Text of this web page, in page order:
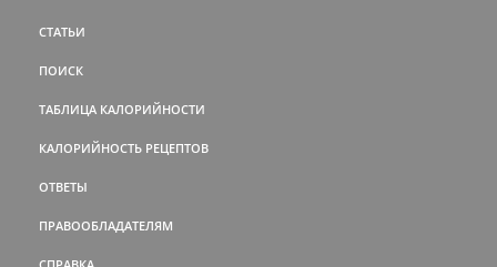
СТАТЬИ
ПОИСК
ТАБЛИЦА КАЛОРИЙНОСТИ
КАЛОРИЙНОСТЬ РЕЦЕПТОВ
ОТВЕТЫ
ПРАВООБЛАДАТЕЛЯМ